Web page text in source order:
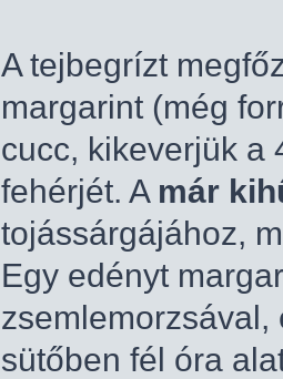
A tejbegrízt
margarint (még
cucc, kikeverjük a
fehérjét. A már
tojássárgájához,
Egy edényt
zsemlemorzsával,
sütőben fél óra